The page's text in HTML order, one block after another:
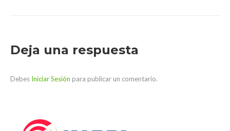
Deja una respuesta
Debes Iniciar Sesión para publicar un comentario.